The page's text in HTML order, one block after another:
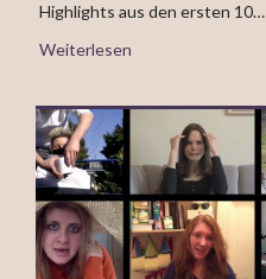
Highlights aus den ersten 10…
Weiterlesen